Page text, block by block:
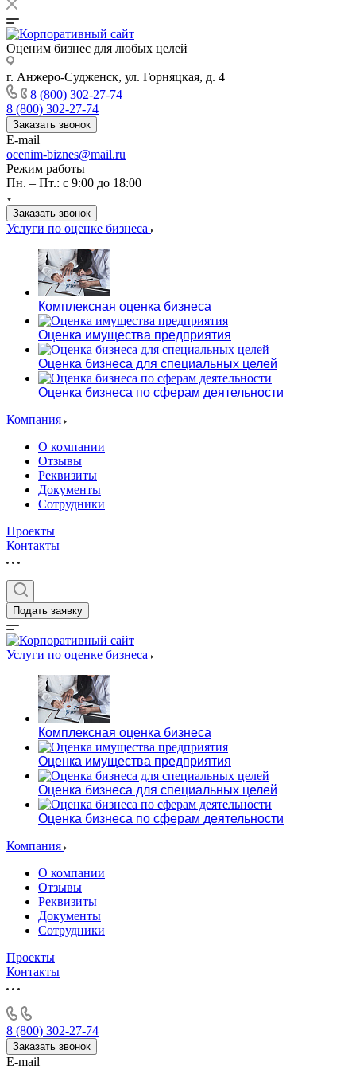
Оценим бизнес для любых целей
г. Анжеро-Судженск, ул. Горняцкая, д. 4
8 (800) 302-27-74
8 (800) 302-27-74
Заказать звонок
E-mail
ocenim-biznes@mail.ru
Режим работы
Пн. – Пт.: с 9:00 до 18:00
Заказать звонок
Услуги по оценке бизнеса
Комплексная оценка бизнеса
Оценка имущества предприятия
Оценка бизнеса для специальных целей
Оценка бизнеса по сферам деятельности
Компания
О компании
Отзывы
Реквизиты
Документы
Сотрудники
Проекты
Контакты
Подать заявку
Услуги по оценке бизнеса
Комплексная оценка бизнеса
Оценка имущества предприятия
Оценка бизнеса для специальных целей
Оценка бизнеса по сферам деятельности
Компания
О компании
Отзывы
Реквизиты
Документы
Сотрудники
Проекты
Контакты
8 (800) 302-27-74
Заказать звонок
E-mail